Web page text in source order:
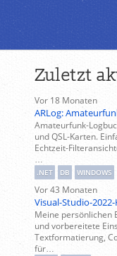
Zuletzt
Vor 18 Monaten
ARLog:
Amateurfunk-
und QSL-Karten.
Echtzeit-
…
.NET DB WINDOWS
Vor 43 Monaten
Visual-Studio-
Meine persönlichen
und vorbereitete
Textformatierung,
für…